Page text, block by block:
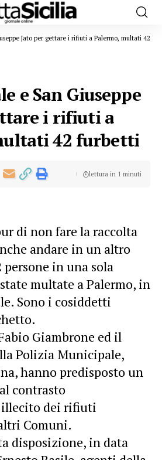
Jato per gettare i rifiuti a Palermo, multati 42
e San Giuseppe
i rifiuti a
42 furbetti
lettura in 1 minuti
di non fare la raccolta
andare in un altro
persone in una sola
multate a Palermo, in
Sono i cosiddetti
Giambrone ed il
Polizia Municipale,
hanno predisposto un
contrasto
illecito dei rifiuti
Comuni.
disposizione, in data